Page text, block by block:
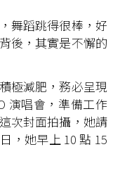
舞蹈跳得很棒，好
後，其實是不懈的
極減肥，務必呈現
演唱會，準備工作
次封面拍攝，她請
，她早上 10 點 15